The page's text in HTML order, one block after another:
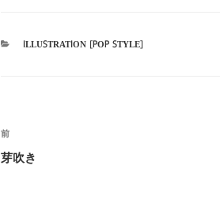
カ
ILLUSTRATION [POP STYLE]
投
稿
前
の
前
芽吹き